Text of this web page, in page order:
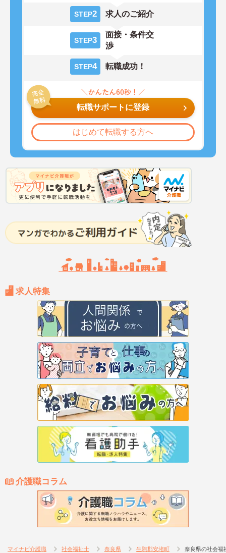
STEP2 求人のご紹介
STEP3
面接・条件交
渉
STEP4 転職成功！
転職サポートに登録
はじめて転職する方へ
求人特集
介護職コラム
マイナビ介護職 社会福祉士 奈良県 生駒郡安堵町 奈良県の社会福